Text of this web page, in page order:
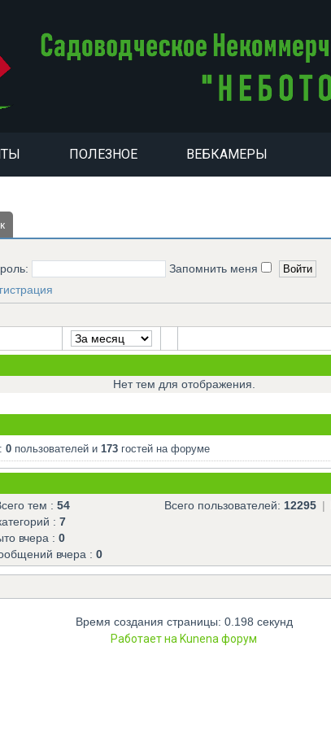
ПОЛЕЗНОЕ ВЕБКАМЕРЫ
Запомнить меня
Нет тем для отображения.
0 пользователей и 173 гостей на форуме
Всего пользователей: 12295 |
тем : 54
: 7
вчера : 0
вчера : 0
Время создания страницы: 0.198 секунд
Работает на Kunena форум